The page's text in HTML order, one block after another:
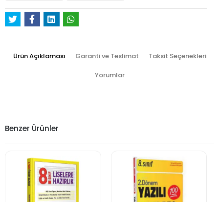
Ürün Açıklaması Garanti ve Teslimat Taksit Seçenekleri
Yorumlar
Benzer Ürünler